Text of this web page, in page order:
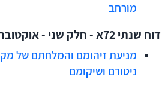
מורחב
דוח שנתי 72א - חלק שני - אוקטובר 2021:
מניעת זיהומם והמלחתם של
ניטורם ושיקומם